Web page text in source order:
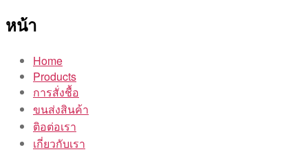
หน้า
Home
Products
การสั่งชื้อ
ขนส่งสินค้า
ติอต่อเรา
เกี่ยวกับเรา